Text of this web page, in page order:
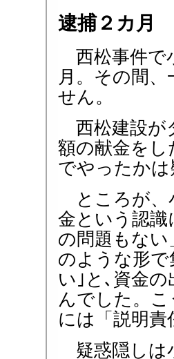
逮捕２カ月
西松事件で
月。その間
せん。
西松建設が
額の献金を
でやったか
ところが、
金という認
の問題もな
のような形
い｣と､資金
んでした。
には「説明
疑惑隠しは